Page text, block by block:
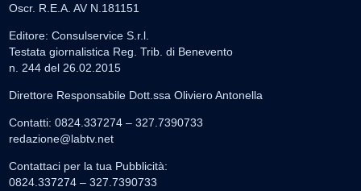
Oscr. R.E.A. AV N.181151
Editore: Consulservice S.r.l.
Testata giornalistica Reg. Trib. di Benevento
n. 244 del 26.02.2015
Direttore Responsabile Dott.ssa Oliviero Antonella
Contatti: 0824.337274 – 327.7390733
redazione@labtv.net
Contattaci per la tua Pubblicità:
0824.337274 – 327.7390733